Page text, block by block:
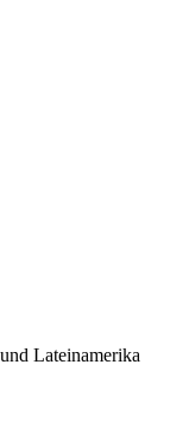
Lateinamerika